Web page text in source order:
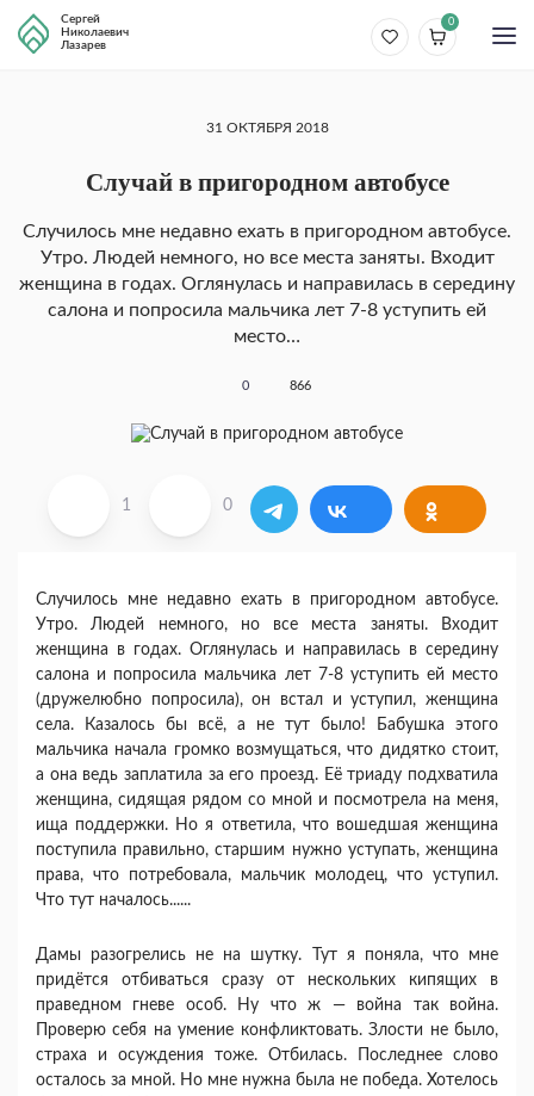
Сергей
Николаевич
Лазарев
0
31 ОКТЯБРЯ 2018
Случай в пригородном автобусе
Случилось мне недавно ехать в пригородном автобусе.
Утро. Людей немного, но все места заняты. Входит
женщина в годах. Оглянулась и направилась в середину
салона и попросила мальчика лет 7-8 уступить ей
место…
0 866
1 0
Случилось мне недавно ехать в пригородном автобусе.
Утро. Людей немного, но все места заняты. Входит
женщина в годах. Оглянулась и направилась в середину
салона и попросила мальчика лет 7-8 уступить ей место
(дружелюбно попросила), он встал и уступил, женщина
села. Казалось бы всё, а не тут было! Бабушка этого
мальчика начала громко возмущаться, что дидятко стоит,
а она ведь заплатила за его проезд. Её триаду подхватила
женщина, сидящая рядом со мной и посмотрела на меня,
ища поддержки. Но я ответила, что вошедшая женщина
поступила правильно, старшим нужно уступать, женщина
права, что потребовала, мальчик молодец, что уступил.
Что тут началось......
Дамы разогрелись не на шутку. Тут я поняла, что мне
придётся отбиваться сразу от нескольких кипящих в
праведном гневе особ. Ну что ж — война так война.
Проверю себя на умение конфликтовать. Злости не было,
страха и осуждения тоже. Отбилась. Последнее слово
осталось за мной. Но мне нужна была не победа. Хотелось